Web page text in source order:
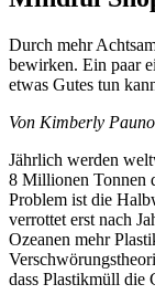
Durch mehr
bewirken. Ein paar
etwas Gutes tun
Von Kimberly
Jährlich werden
8 Millionen Tonnen
Problem ist die
verrottet erst nach
Ozeanen mehr
dass Plastikmüll die